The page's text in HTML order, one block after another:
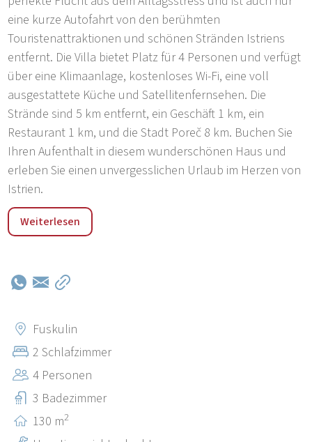
eine kurze Autofahrt von den berühmten
Touristenattraktionen und schönen Stränden Istriens
entfernt. Die Villa bietet Platz für 4 Personen und verfügt
über eine Klimaanlage, kostenloses Wi-Fi, eine voll
ausgestattete Küche und Satellitenfernsehen. Die
Strände sind 5 km entfernt, ein Geschäft 1 km, ein
Restaurant 1 km, und die Stadt Poreč 8 km. Buchen Sie
Ihren Aufenthalt in diesem wunderschönen Haus und
erleben Sie einen unvergesslichen Urlaub im Herzen von
Istrien.
Fuškulin ist ein bezauberndes Dorf im Herzen Istriens,
das für seine ruhige Atmosphäre und die wunderschöne
perfekten Zufluchtsort für diejenigen, die Entspannung
suchen. Obwohl es seinen traditionellen Charakter
bewahrt hat, ist Fuškulin nur wenige Kilometer von
beliebten touristischen Zielen wie Poreč entfernt, was ein
perfektes Gleichgewicht zwischen Ruhe und
Verfügbarkeit aller notwendigen Einrichtungen bietet.
Weiterlesen
Fuskulin
2 Schlafzimmer
4 Personen
3 Badezimmer
130 m2